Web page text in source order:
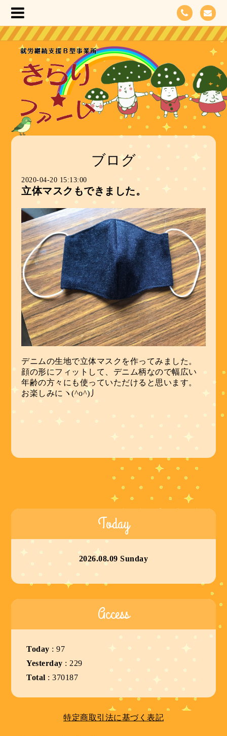
ブログ
2020-04-20 15:13:00
立体マスクもできました。
デニムの生地で立体マスクを作ってみました。
顔の形にフィットして、デニム柄なので幅広い
年齢の方々にも使っていただけると思います。
お楽しみにヽ(^o^)丿
Today
2026.08.09 Sunday
Access
Today :97
Yesterday : 229
Total :370187
特定商取引法に基づく表記